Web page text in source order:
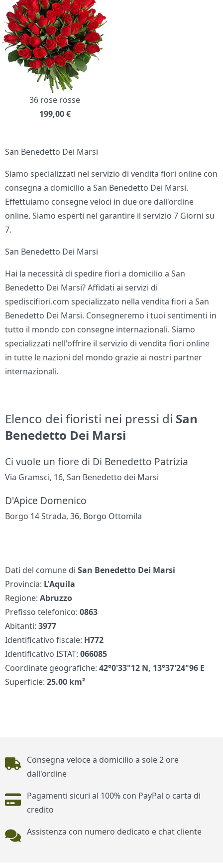
36 rose rosse
199,00 €
San Benedetto Dei Marsi
Siamo specializzati nel servizio di vendita fiori online con
consegna a domicilio a San Benedetto Dei Marsi.
Effettuiamo consegne veloci in due ore dall'ordine
online. Siamo esperti nel garantire il servizio 7 Giorni su
7.
San Benedetto Dei Marsi
Hai la necessità di spedire fiori a domicilio a San
Benedetto Dei Marsi? Affidati ai servizi di
spediscifiori.com specializzato nella vendita fiori a San
Benedetto Dei Marsi. Consegneremo i tuoi sentimenti in
tutto il mondo con consegne internazionali. Siamo
specializzati nell'offrire il servizio di vendita fiori online
in tutte le nazioni del mondo grazie ai nostri partner
internazionali.
Elenco dei fioristi nei pressi di San
Benedetto Dei Marsi
Ci vuole un fiore di Di Benedetto Patrizia
Via Gramsci, 16, San Benedetto dei Marsi
D'Apice Domenico
Borgo 14 Strada, 36, Borgo Ottomila
Dati del comune diSan Benedetto Dei Marsi
Provincia: L'Aquila
Regione:Abruzzo
Prefisso telefonico:0863
Abitanti:3977
Identificativo fiscale: H772
Identificativo ISTAT:066085
Coordinate geografiche:42°0'33"12 N, 13°37'24"96 E
Superficie:25.00 km²
Piè di pagina
Consegna veloce a domicilio a sole 2 ore
dall'ordine
Pagamenti sicuri al 100% con PayPal o carta di
credito
Assistenza con numero dedicato e chat cliente